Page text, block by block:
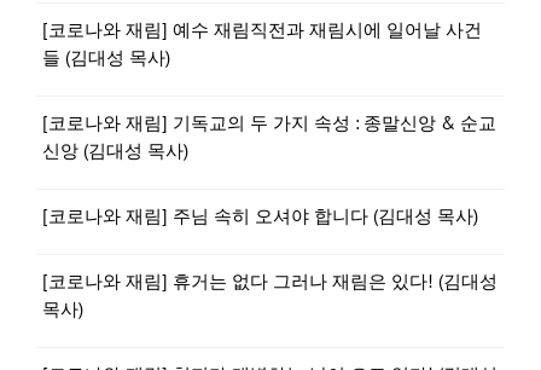
[코로나와 재림] 예수 재림직전과 재림시에 일어날 사건
들 (김대성 목사)
[코로나와 재림] 기독교의 두 가지 속성 : 종말신앙 & 순교
신앙 (김대성 목사)
[코로나와 재림] 주님 속히 오셔야 합니다 (김대성 목사)
[코로나와 재림] 휴거는 없다 그러나 재림은 있다! (김대성
목사)